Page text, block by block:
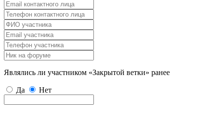
Являлись ли участником «Закрытой ветки» ранее
Да Нет